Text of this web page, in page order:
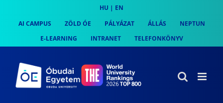
content
HU | EN
AI CAMPUS
ZÖLD ÓE PÁLYÁZAT ÁLLÁS
NEPTUN
E-LEARNING
INTRANET TELEFONKÖNYV